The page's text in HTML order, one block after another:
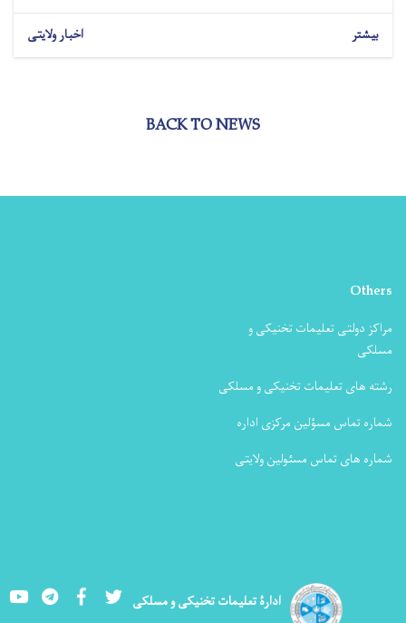
بیشتر اخبار ولایتی
BACK TO NEWS
Others
مراکز دولتی تعلیمات تخنیکی و
مسلکی
رشته های تعلیمات تخنیکی و مسلکی
شماره تماس مسؤلین مرکزی اداره
شماره های تماس مسئولین ولایتی
ادارۀ تعلیمات تخنیکی و مسلکی YoutubeLinkedInFacebook Twitter